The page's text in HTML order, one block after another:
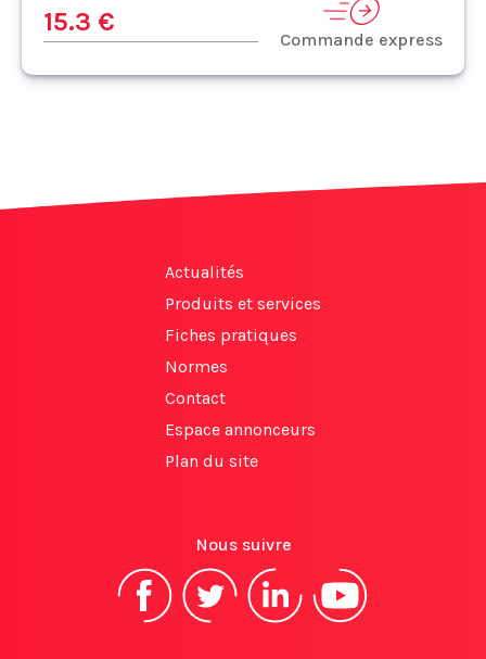
15.3 €
Commande express
Actualités
Produits et services
Fiches pratiques
Normes
Contact
Espace annonceurs
Plan du site
Nous suivre